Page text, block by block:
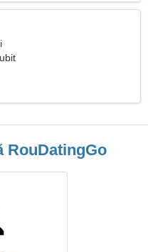
RouDatingGo